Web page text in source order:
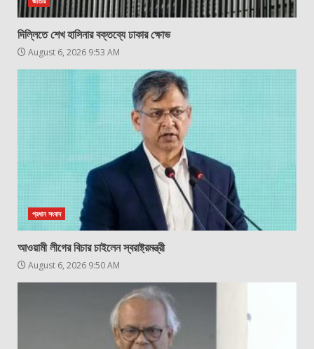
দিল্লিতে শেখ হাসিনার বক্তব্যে ঢাকার ক্ষোভ
August 6, 2026 9:53 AM
প্রধান সংবাদ
আওয়ামী লীগের বিচার চাইলেন স্বরাষ্ট্রমন্ত্রী
August 6, 2026 9:50 AM